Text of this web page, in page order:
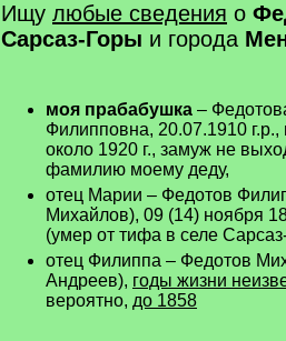
Ищу любые сведения о
Сарсаз-Горы и города
моя прабабушка –
Филипповна, 20.07.1910
около 1920 г., замуж не
фамилию моему деду,
отец Марии – Федотов
Михайлов), 09 (14) ноября
(умер от тифа в селе
отец Филиппа – Федотов
Андреев), годы жизни
вероятно, до 1858